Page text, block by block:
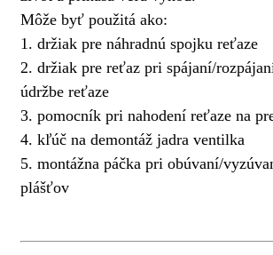
Môže byť použitá ako:
1. držiak pre náhradnú spojku reťaze
2. držiak pre reťaz pri spájaní/
údržbe reťaze
3. pomocník pri nahodení reťaze na
4. kľúč na demontáž jadra ventilka
5. montážna páčka pri obúvaní/
plášťov